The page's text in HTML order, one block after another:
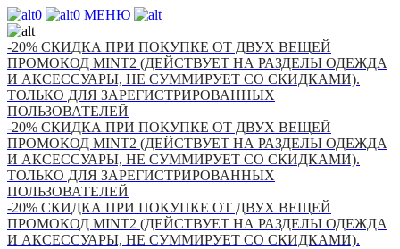
0 0 МЕНЮ
-20% СКИДКА ПРИ ПОКУПКЕ ОТ ДВУХ ВЕЩЕЙ
ПРОМОКОД MINT2 (ДЕЙСТВУЕТ НА РАЗДЕЛЫ ОДЕЖДА
И АКСЕССУАРЫ, НЕ СУММИРУЕТ СО СКИДКАМИ).
ТОЛЬКО ДЛЯ ЗАРЕГИСТРИРОВАННЫХ
ПОЛЬЗОВАТЕЛЕЙ
-20% СКИДКА ПРИ ПОКУПКЕ ОТ ДВУХ ВЕЩЕЙ
ПРОМОКОД MINT2 (ДЕЙСТВУЕТ НА РАЗДЕЛЫ ОДЕЖДА
И АКСЕССУАРЫ, НЕ СУММИРУЕТ СО СКИДКАМИ).
ТОЛЬКО ДЛЯ ЗАРЕГИСТРИРОВАННЫХ
ПОЛЬЗОВАТЕЛЕЙ
-20% СКИДКА ПРИ ПОКУПКЕ ОТ ДВУХ ВЕЩЕЙ
ПРОМОКОД MINT2 (ДЕЙСТВУЕТ НА РАЗДЕЛЫ ОДЕЖДА
И АКСЕССУАРЫ, НЕ СУММИРУЕТ СО СКИДКАМИ).